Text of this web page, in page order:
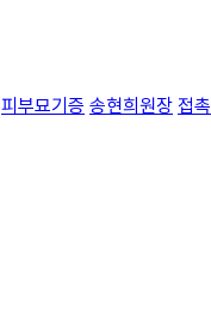
피부묘기증 송현희원장 접촉